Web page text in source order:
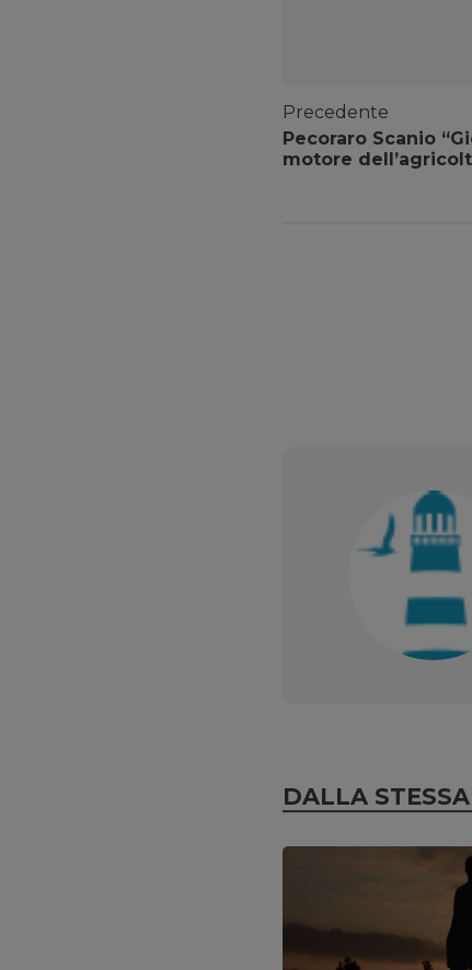
Precedente
Pecoraro Scanio
motore
DALLA